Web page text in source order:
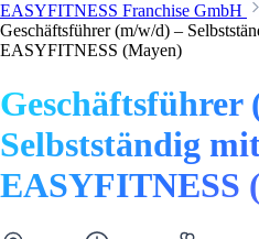
EASYFITNESS Franchise GmbH
Geschäftsführer (m/w/d) –
EASYFITNESS (Mayen)
Geschäftsführer
Selbstständig
EASYFITNESS